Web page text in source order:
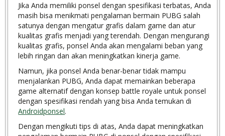
Jika Anda memiliki ponsel dengan spesifikasi terbatas, Anda
masih bisa menikmati pengalaman bermain PUBG salah
satunya dengan mengatur grafis dalam game dan atur
kualitas grafis menjadi yang terendah. Dengan mengurangi
kualitas grafis, ponsel Anda akan mengalami beban yang
lebih ringan dan akan meningkatkan kinerja game.
Namun, jika ponsel Anda benar-benar tidak mampu
menjalankan PUBG, Anda dapat memainkan beberapa
game alternatif dengan konsep battle royale untuk ponsel
dengan spesifikasi rendah yang bisa Anda temukan di
Androidponsel.
Dengan mengikuti tips di atas, Anda dapat meningkatkan